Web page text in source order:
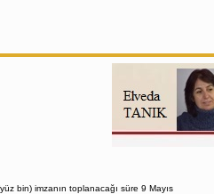
bin) imzanın toplanacağı süre 9 Mayıs